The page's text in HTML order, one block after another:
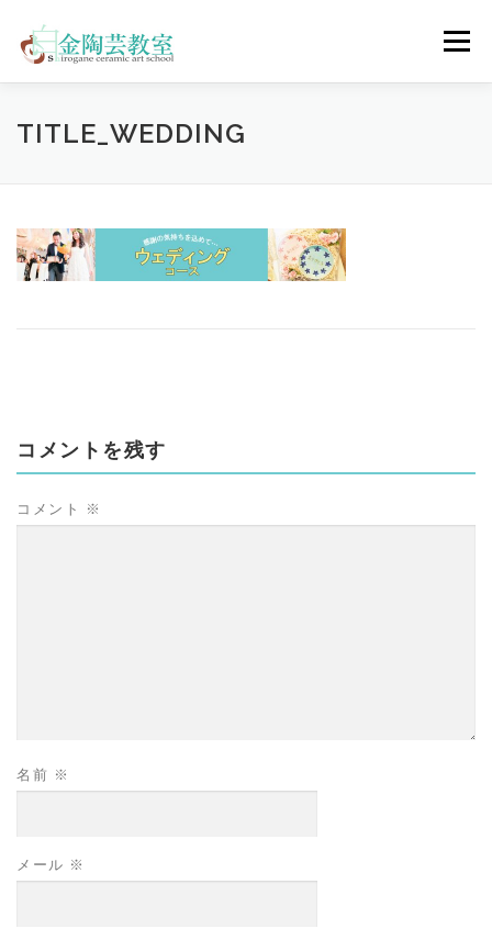
メニュー
陶芸体験コース ウェディングコース
TITLE_WEDDING
コメントを残す
コメント ※
名前 ※
メール ※